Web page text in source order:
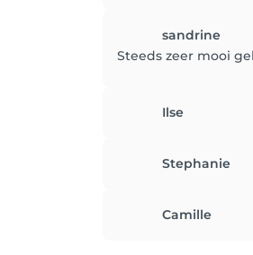
sandrine
Steeds zeer mooi
Ilse
Stephanie
Camille